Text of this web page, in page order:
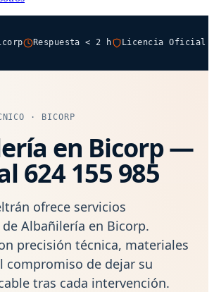
Respuesta < 2 h Licencia Oficial
· BICORP
en Bicorp —
624 155 985
ofrece servicios
Albañilería en Bicorp.
precisión técnica, materiales
compromiso de dejar su
tras cada intervención.